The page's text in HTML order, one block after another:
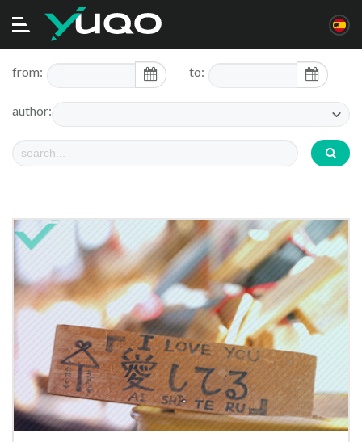
Alternar
navegación
from: to:
author: